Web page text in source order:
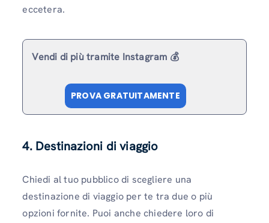
eccetera.
Vendi di più tramite Instagram 💰
PROVA GRATUITAMENTE
4. Destinazioni di viaggio
Chiedi al tuo pubblico di scegliere una
destinazione di viaggio per te tra due o più
opzioni fornite. Puoi anche chiedere loro di